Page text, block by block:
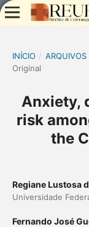
INÍCIO / ARQUIVOS
Original
Anxiety,
risk
the
Regiane Lustosa
Universidade
Fernando José